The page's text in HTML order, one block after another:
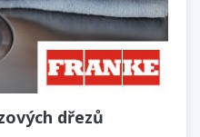
dřezů